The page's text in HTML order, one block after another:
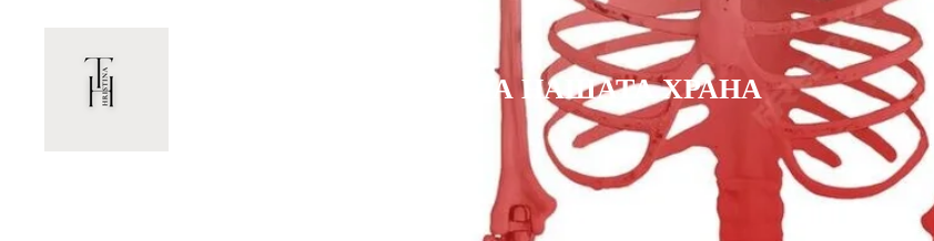
Hauptinhalt
ЛЕЧЕБНАТА СИЛА НА НАШАТА ХРАНА